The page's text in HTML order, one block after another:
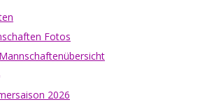
Fotos
2026